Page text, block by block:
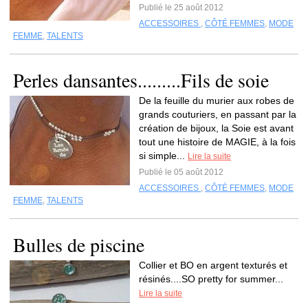
Publié le 25 août 2012
ACCESSOIRES , CÔTÉ FEMMES, MODE
FEMME, TALENTS
Perles dansantes.........Fils de soie
De la feuille du murier aux robes de
grands couturiers, en passant par la
création de bijoux, la Soie est avant
tout une histoire de MAGIE, à la fois
si simple...
Lire la suite
Publié le 05 août 2012
ACCESSOIRES , CÔTÉ FEMMES, MODE
FEMME, TALENTS
Bulles de piscine
Collier et BO en argent texturés et
résinés....SO pretty for summer...
Lire la suite